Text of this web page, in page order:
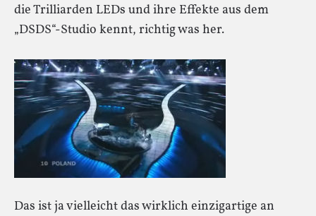
die Trilliarden LEDs und ihre Effekte aus dem
„DSDS“-Studio kennt, richtig was her.
Das ist ja vielleicht das wirklich einzigartige an